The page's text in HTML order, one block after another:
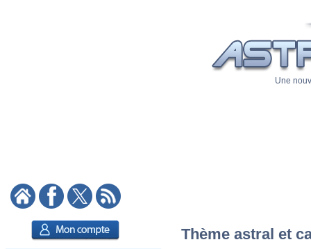
Une
Thème astral et